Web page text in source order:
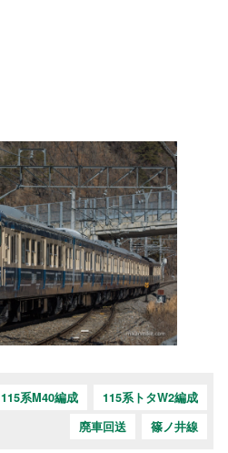
115系M40編成
115系トタW2編成
廃車回送
篠ノ井線